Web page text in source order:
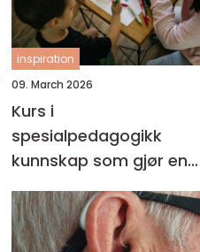
inspiration
09. March 2026
Kurs i
spesialpedagogikk
kunnskap som gjør en
forskjell i hverdagen